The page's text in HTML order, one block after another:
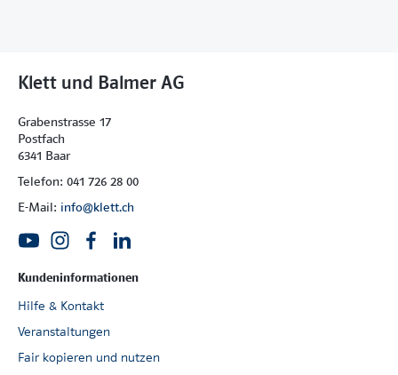
Klett und Balmer AG
Grabenstrasse 17
Postfach
6341 Baar
Telefon: 041 726 28 00
E-Mail: info@klett.ch
Kundeninformationen
Hilfe & Kontakt
Veranstaltungen
Fair kopieren und nutzen